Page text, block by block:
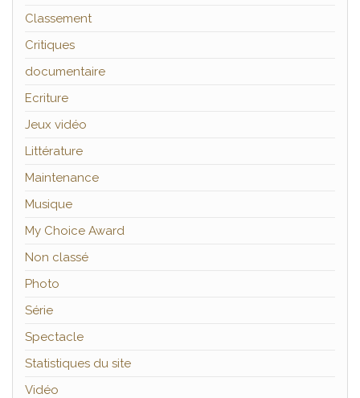
Classement
Critiques
documentaire
Ecriture
Jeux vidéo
Littérature
Maintenance
Musique
My Choice Award
Non classé
Photo
Série
Spectacle
Statistiques du site
Vidéo